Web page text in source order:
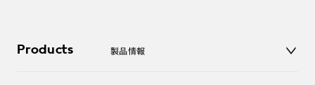
Products 製品情報